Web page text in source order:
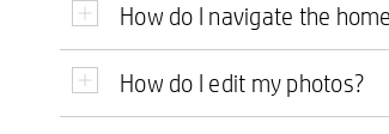
How do I navigate the
How do I edit my photos?